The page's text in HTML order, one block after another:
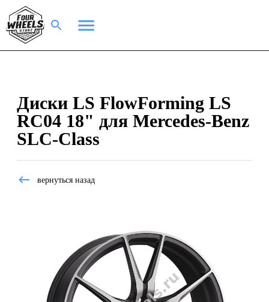
Диски LS FlowForming LS
RC04 18" для Mercedes-Benz
SLC-Class
вернуться назад